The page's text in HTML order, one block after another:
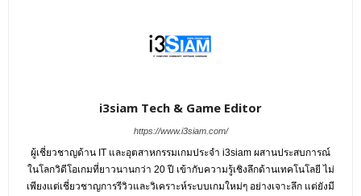
i3siam Tech & Game Editor
https://www.i3siam.com/
ผู้เชี่ยวชาญด้าน IT และอุตสาหกรรมเกมประจำ i3siam ผสานประสบการณ์
ในโลกวิดีโอเกมที่ยาวนานกว่า 20 ปี เข้ากับความรู้เชิงลึกด้านเทคโนโลยี ไม่
เพียงแต่เชี่ยวชาญการรีวิวและวิเคราะห์ระบบเกมใหม่ๆ อย่างเจาะลึก แต่ยังมี